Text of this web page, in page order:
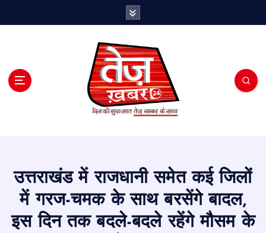
उत्तराखंड में राजधानी समेत कई जिलों
में गरज-चमक के साथ बरसेंगे बादल,
इस दिन तक बदले-बदले रहेंगे मौसम के